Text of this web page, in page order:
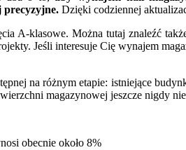
precyzyjne. Dzięki codziennej
A-klasowe. Można tutaj znaleźć
Jeśli interesuje Cię wynajem
na różnym etapie: istniejące
magazynowej jeszcze nigdy nie
obecnie około 8%